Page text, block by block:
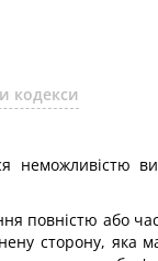
кодекси
неможливістю
повністю або
сторону, яка